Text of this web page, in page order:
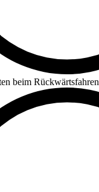
beim Rückwärtsfahren